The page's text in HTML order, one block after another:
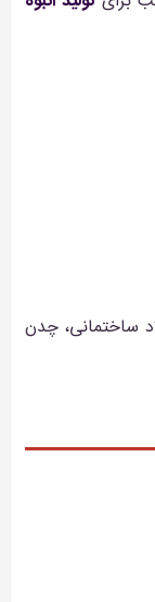
ساختمانی، چدن